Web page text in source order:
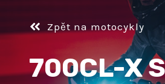
Zpět na motocykly
700CL-X